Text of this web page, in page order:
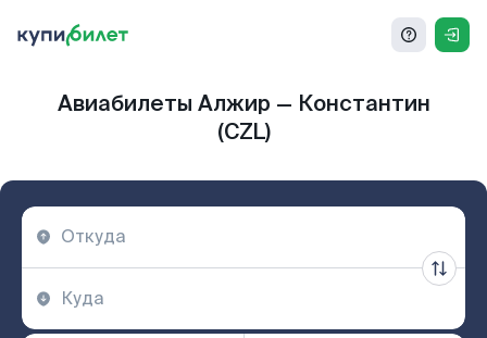
Авиабилеты Алжир — Константин
(CZL)